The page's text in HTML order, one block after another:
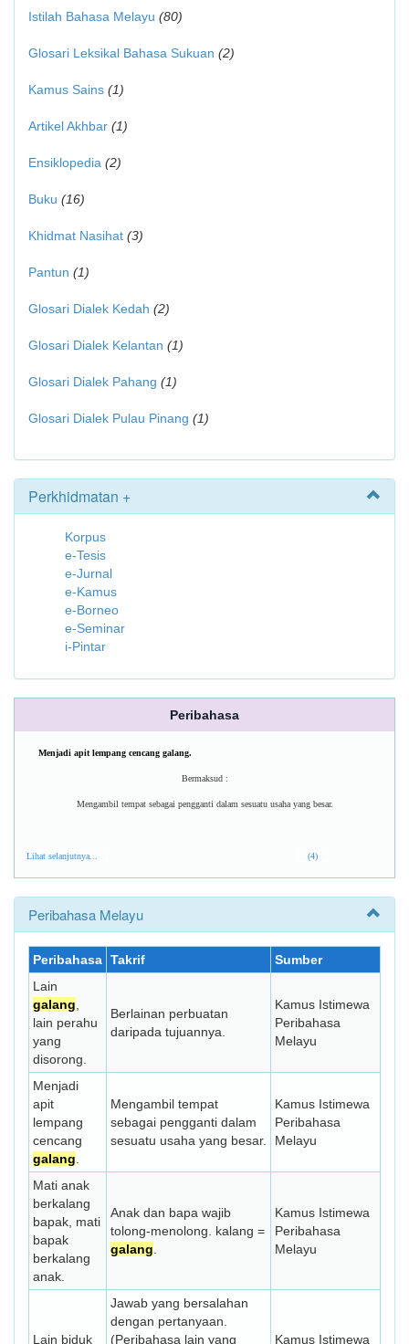
Istilah Bahasa Melayu (80)
Glosari Leksikal Bahasa Sukuan (2)
Kamus Sains (1)
Artikel Akhbar (1)
Ensiklopedia (2)
Buku (16)
Khidmat Nasihat (3)
Pantun (1)
Glosari Dialek Kedah (2)
Glosari Dialek Kelantan (1)
Glosari Dialek Pahang (1)
Glosari Dialek Pulau Pinang (1)
Perkhidmatan +
Korpus
e-Tesis
e-Jurnal
e-Kamus
e-Borneo
e-Seminar
i-Pintar
Peribahasa
Menjadi apit lempang cencang galang.
Bermaksud :
Mengambil tempat sebagai pengganti dalam sesuatu usaha yang besar.
Lihat selanjutnya... (4)
Peribahasa Melayu
Peribahasa Takrif
Sumber
Lain
galang
lain perahu
yang
disorong.
Berlainan perbuatan
daripada tujuannya.
Kamus Istimewa
Peribahasa
Melayu
Menjadi
apit
lempang
cencang
galang
Mengambil tempat
sebagai pengganti dalam
sesuatu usaha yang besar.
Kamus Istimewa
Peribahasa
Melayu
Mati anak
berkalang
bapak, mati
bapak
berkalang
anak.
Anak dan bapa wajib
tolong-menolong. kalang =
galang
Kamus Istimewa
Peribahasa
Melayu
Lain biduk
Jawab yang bersalahan
dengan pertanyaan.
(Peribahasa lain yang
Kamus Istimewa